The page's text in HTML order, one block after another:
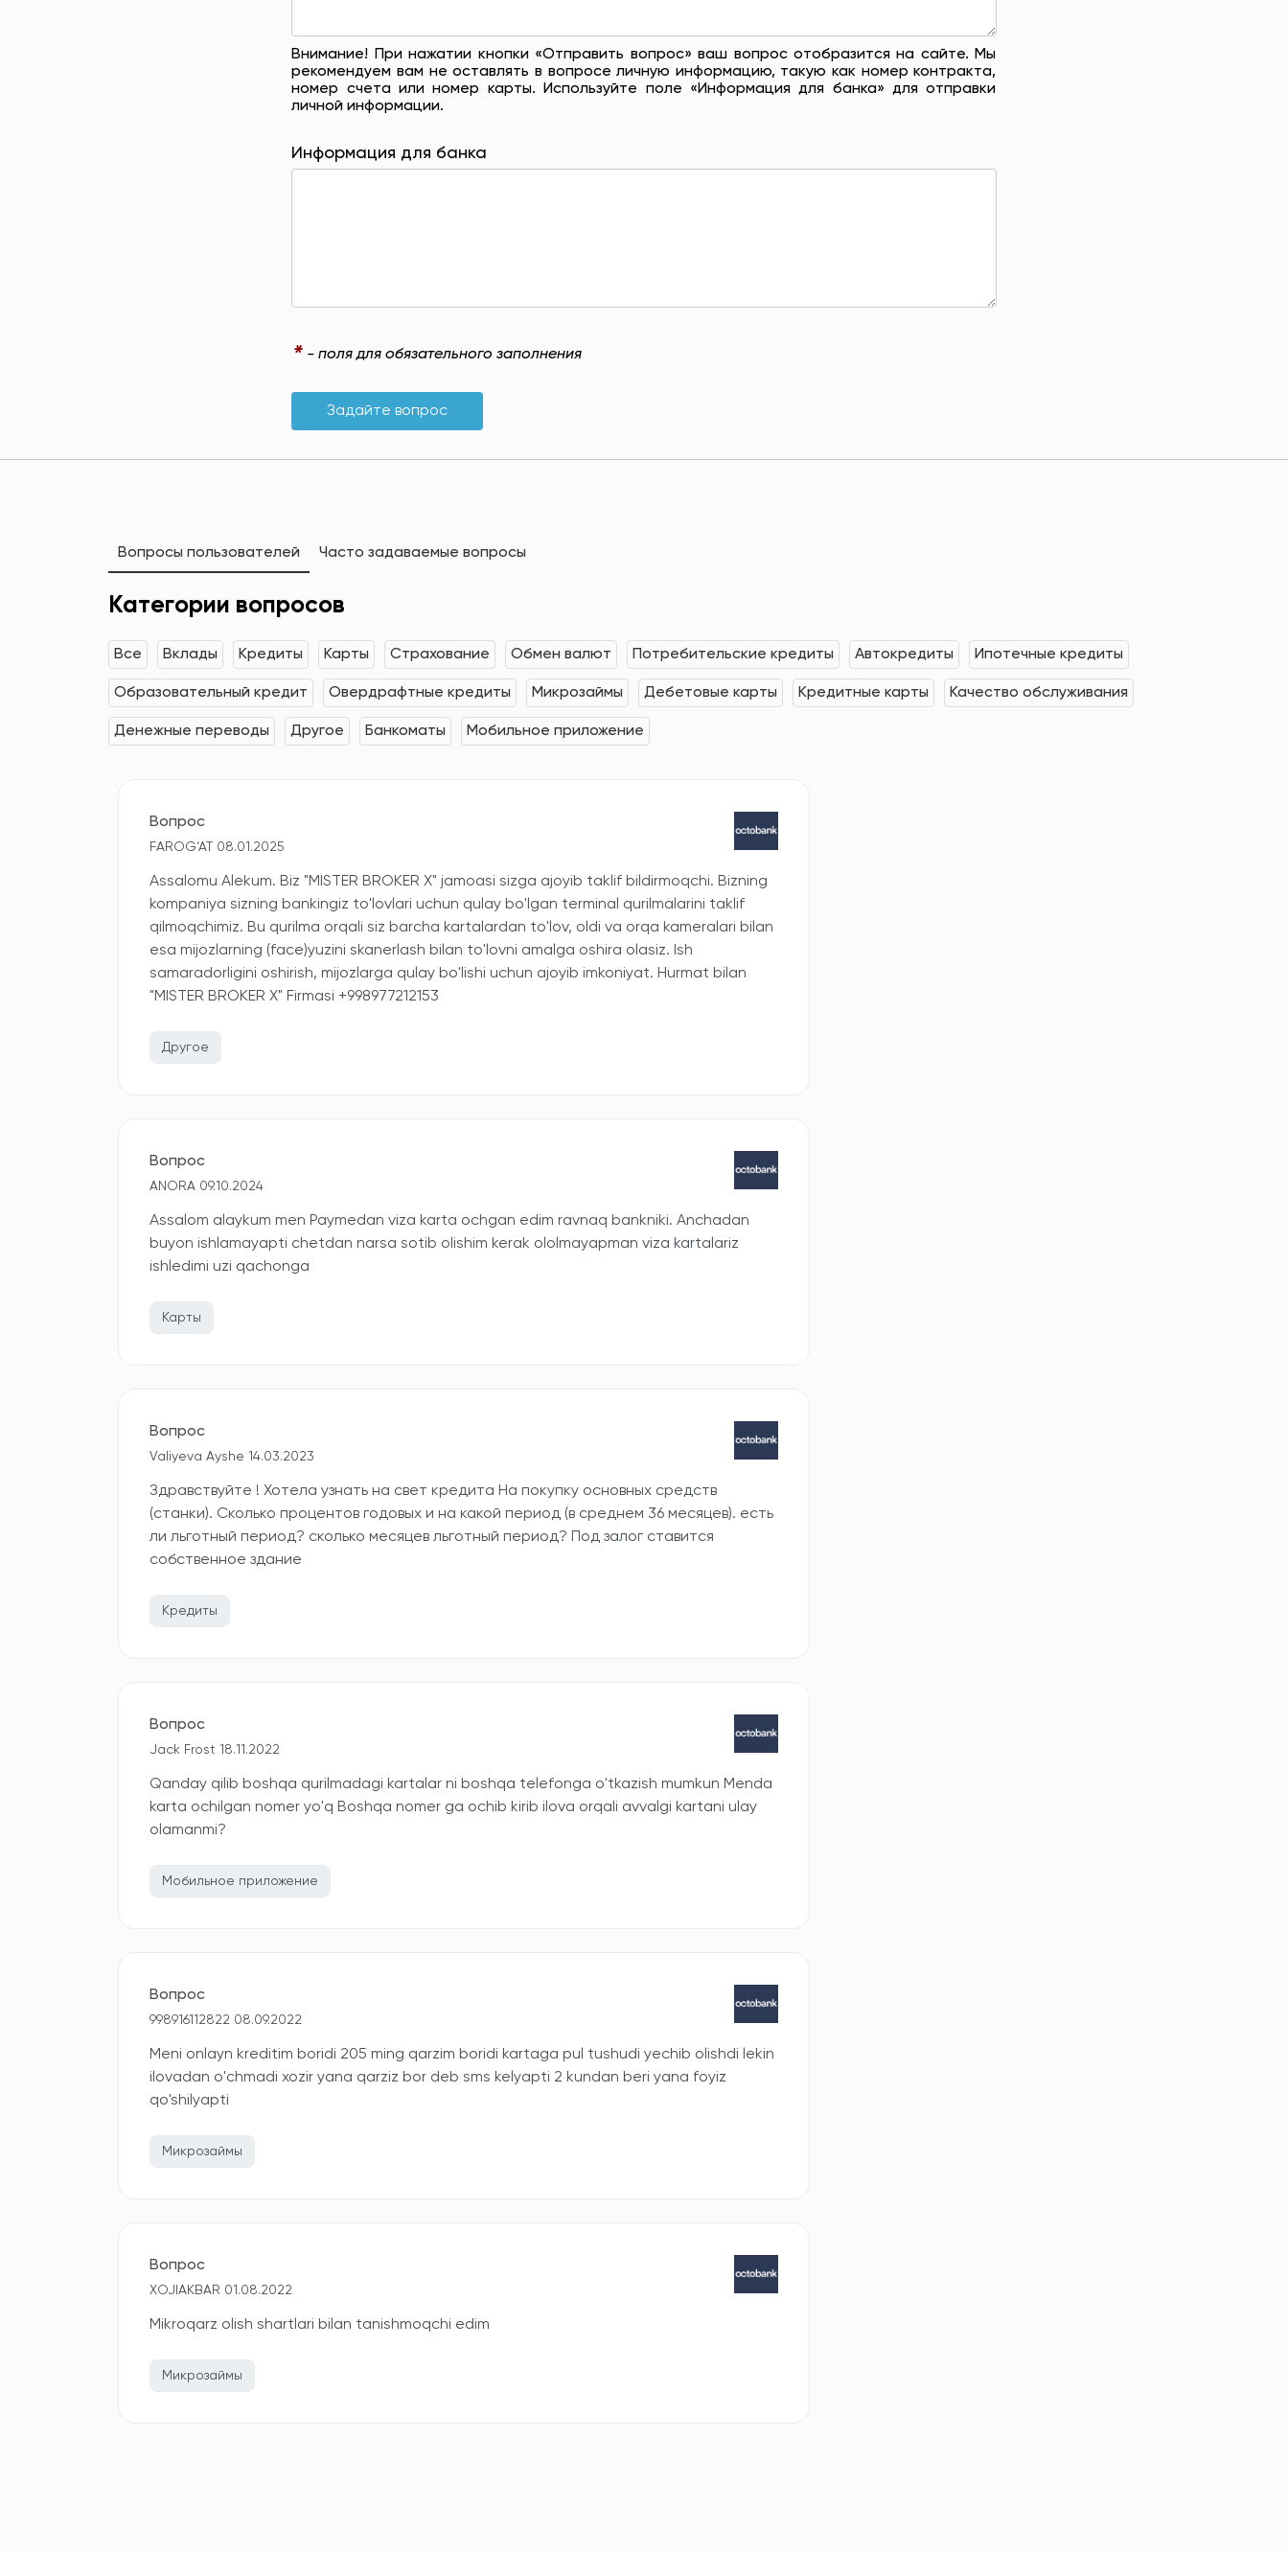
Внимание! При нажатии кнопки «Отправить вопрос» ваш вопрос отобразится на сайте. Мы
рекомендуем вам не оставлять в вопросе личную информацию, такую ​​как номер контракта,
номер счета или номер карты. Используйте поле «Информация для банка» для отправки
личной информации.
Информация для банка
* - поля для обязательного заполнения
Задайте вопрос
Вопросы пользователей Часто задаваемые вопросы
Категории вопросов
Все Вклады Кредиты Карты Страхование Обмен валют Потребительские кредиты Автокредиты Ипотечные кредиты
Образовательный кредит Овердрафтные кредиты Микрозаймы Дебетовые карты Кредитные карты Качество обслуживания
Денежные переводы Другое Банкоматы Мобильное приложение
Вопрос
FAROG‘AT 08.01.2025
Assalomu Alekum. Biz "MISTER BROKER X" jamoasi sizga ajoyib taklif bildirmoqchi. Bizning
kompaniya sizning bankingiz to'lovlari uchun qulay bo'lgan terminal qurilmalarini taklif
qilmoqchimiz. Bu qurilma orqali siz barcha kartalardan to'lov, oldi va orqa kameralari bilan
esa mijozlarning (face)yuzini skanerlash bilan to'lovni amalga oshira olasiz. Ish
samaradorligini oshirish, mijozlarga qulay bo'lishi uchun ajoyib imkoniyat. Hurmat bilan
"MISTER BROKER X" Firmasi +998977212153
Другое
Вопрос
ANORA 09.10.2024
Assalom alaykum men Paymedan viza karta ochgan edim ravnaq bankniki. Anchadan
buyon ishlamayapti chetdan narsa sotib olishim kerak ololmayapman viza kartalariz
ishledimi uzi qachonga
Карты
Вопрос
Valiyeva Ayshe 14.03.2023
Здравствуйте ! Хотела узнать на свет кредита На покупку основных средств
(станки). Сколько процентов годовых и на какой период (в среднем 36 месяцев). есть
ли льготный период? сколько месяцев льготный период? Под залог ставится
собственное здание
Кредиты
Вопрос
Jack Frost 18.11.2022
Qanday qilib boshqa qurilmadagi kartalar ni boshqa telefonga o'tkazish mumkun Menda
karta ochilgan nomer yo'q Boshqa nomer ga ochib kirib ilova orqali avvalgi kartani ulay
olamanmi?
Мобильное приложение
Вопрос
998916112822 08.09.2022
Meni onlayn kreditim boridi 205 ming qarzim boridi kartaga pul tushudi yechib olishdi lekin
ilovadan o'chmadi xozir yana qarziz bor deb sms kelyapti 2 kundan beri yana foyiz
qo'shilyapti
Микрозаймы
Вопрос
XOJIAKBAR 01.08.2022
Mikroqarz olish shartlari bilan tanishmoqchi edim
Микрозаймы